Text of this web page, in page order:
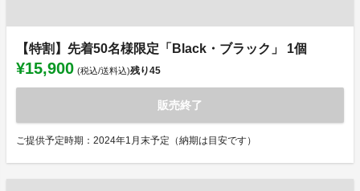
【特割】先着50名様限定「Black・ブラック」 1個
¥15,900 (税込/送料込)残り45
販売終了
ご提供予定時期：2024年1月末予定（納期は目安です）